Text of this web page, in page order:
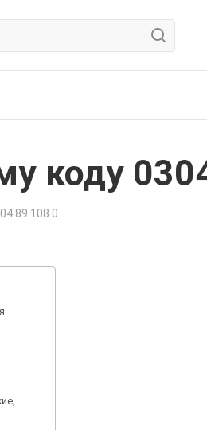
коду
89 108 0